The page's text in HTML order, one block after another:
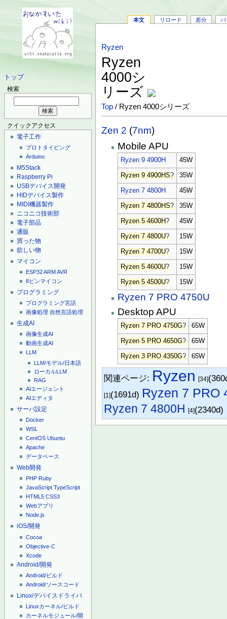
トップ
検索
クイックアクセス
電子工作
プロトタイピング
Arduino
M5Stack
Raspberry Pi
USBデバイス開発
HIDデバイス製作
MIDI機器製作
ニコニコ技術部
電子部品
通販
買った物
欲しい物
マイコン
ESP32ARMAVR
8ピンマイコン
プログラミング
プログラミング言語
画像処理 自然言語処理
生成AI
画像生成AI
動画生成AI
LLM
LLM/モデル/日本語
ローカルLLM
RAG
AIエージェント
AIエディタ
サーバ設定
Docker
WSL
CentOS Ubuntu
Apache
データベース
Web開発
PHP Ruby
JavaScript TypeScript
HTML5 CSS3
Webアプリ
Node.js
iOS/開発
Cocoa
Objective-C
Xcode
Android/開発
Android/ビルド
Android/ソースコード
Linux/デバイスドライバ
Linuxカーネル/ビルド
カーネルモジュール/開
本文 リロード 差分 バ
Ryzen
Ryzen
4000シ
リーズ
Top / Ryzen 4000シリーズ
Zen 2 (7nm)
Mobile APU
Ryzen 9 4900H 45W
Ryzen 9 4900HS? 35W
Ryzen 7 4800H 45W
Ryzen 7 4800HS? 35W
Ryzen 5 4600H? 45W
Ryzen 7 4800U? 15W
Ryzen 7 4700U? 15W
Ryzen 5 4600U? 15W
Ryzen 5 4500U? 15W
Ryzen 7 PRO 4750U
Desktop APU
Ryzen 7 PRO 4750G? 65W
Ryzen 5 PRO 4650G? 65W
Ryzen 3 PRO 4350G? 65W
関連ページ: Ryzen [34]
[1](1691d) Ryzen 7 PRO
Ryzen 7 4800H [4](2340d)